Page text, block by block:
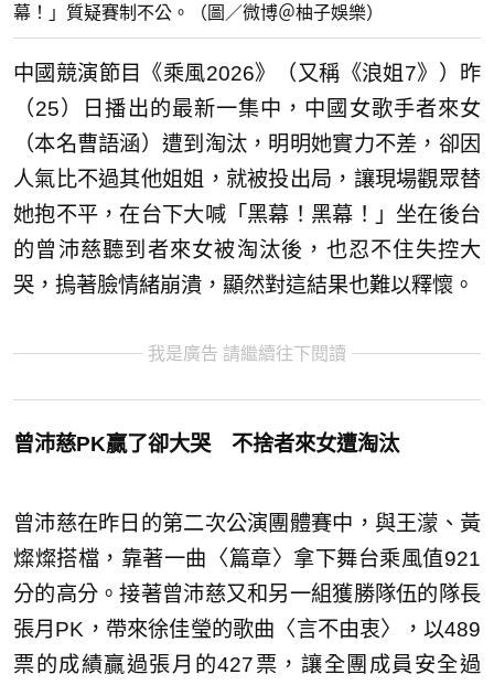
幕！」質疑賽制不公。（圖／微博＠柚子娛樂）
中國競演節目《乘風2026》（又稱《浪姐7》）昨
（25）日播出的最新一集中，中國女歌手者來女
（本名曹語涵）遭到淘汰，明明她實力不差，卻因
人氣比不過其他姐姐，就被投出局，讓現場觀眾替
她抱不平，在台下大喊「黑幕！黑幕！」坐在後台
的曾沛慈聽到者來女被淘汰後，也忍不住失控大
哭，摀著臉情緒崩潰，顯然對這結果也難以釋懷。
我是廣告 請繼續往下閱讀
曾沛慈PK贏了卻大哭 不捨者來女遭淘汰
曾沛慈在昨日的第二次公演團體賽中，與王濛、黃
燦燦搭檔，靠著一曲〈篇章〉拿下舞台乘風值921
分的高分。接著曾沛慈又和另一組獲勝隊伍的隊長
張月PK，帶來徐佳瑩的歌曲〈言不由衷〉，以489
票的成績贏過張月的427票，讓全團成員安全過